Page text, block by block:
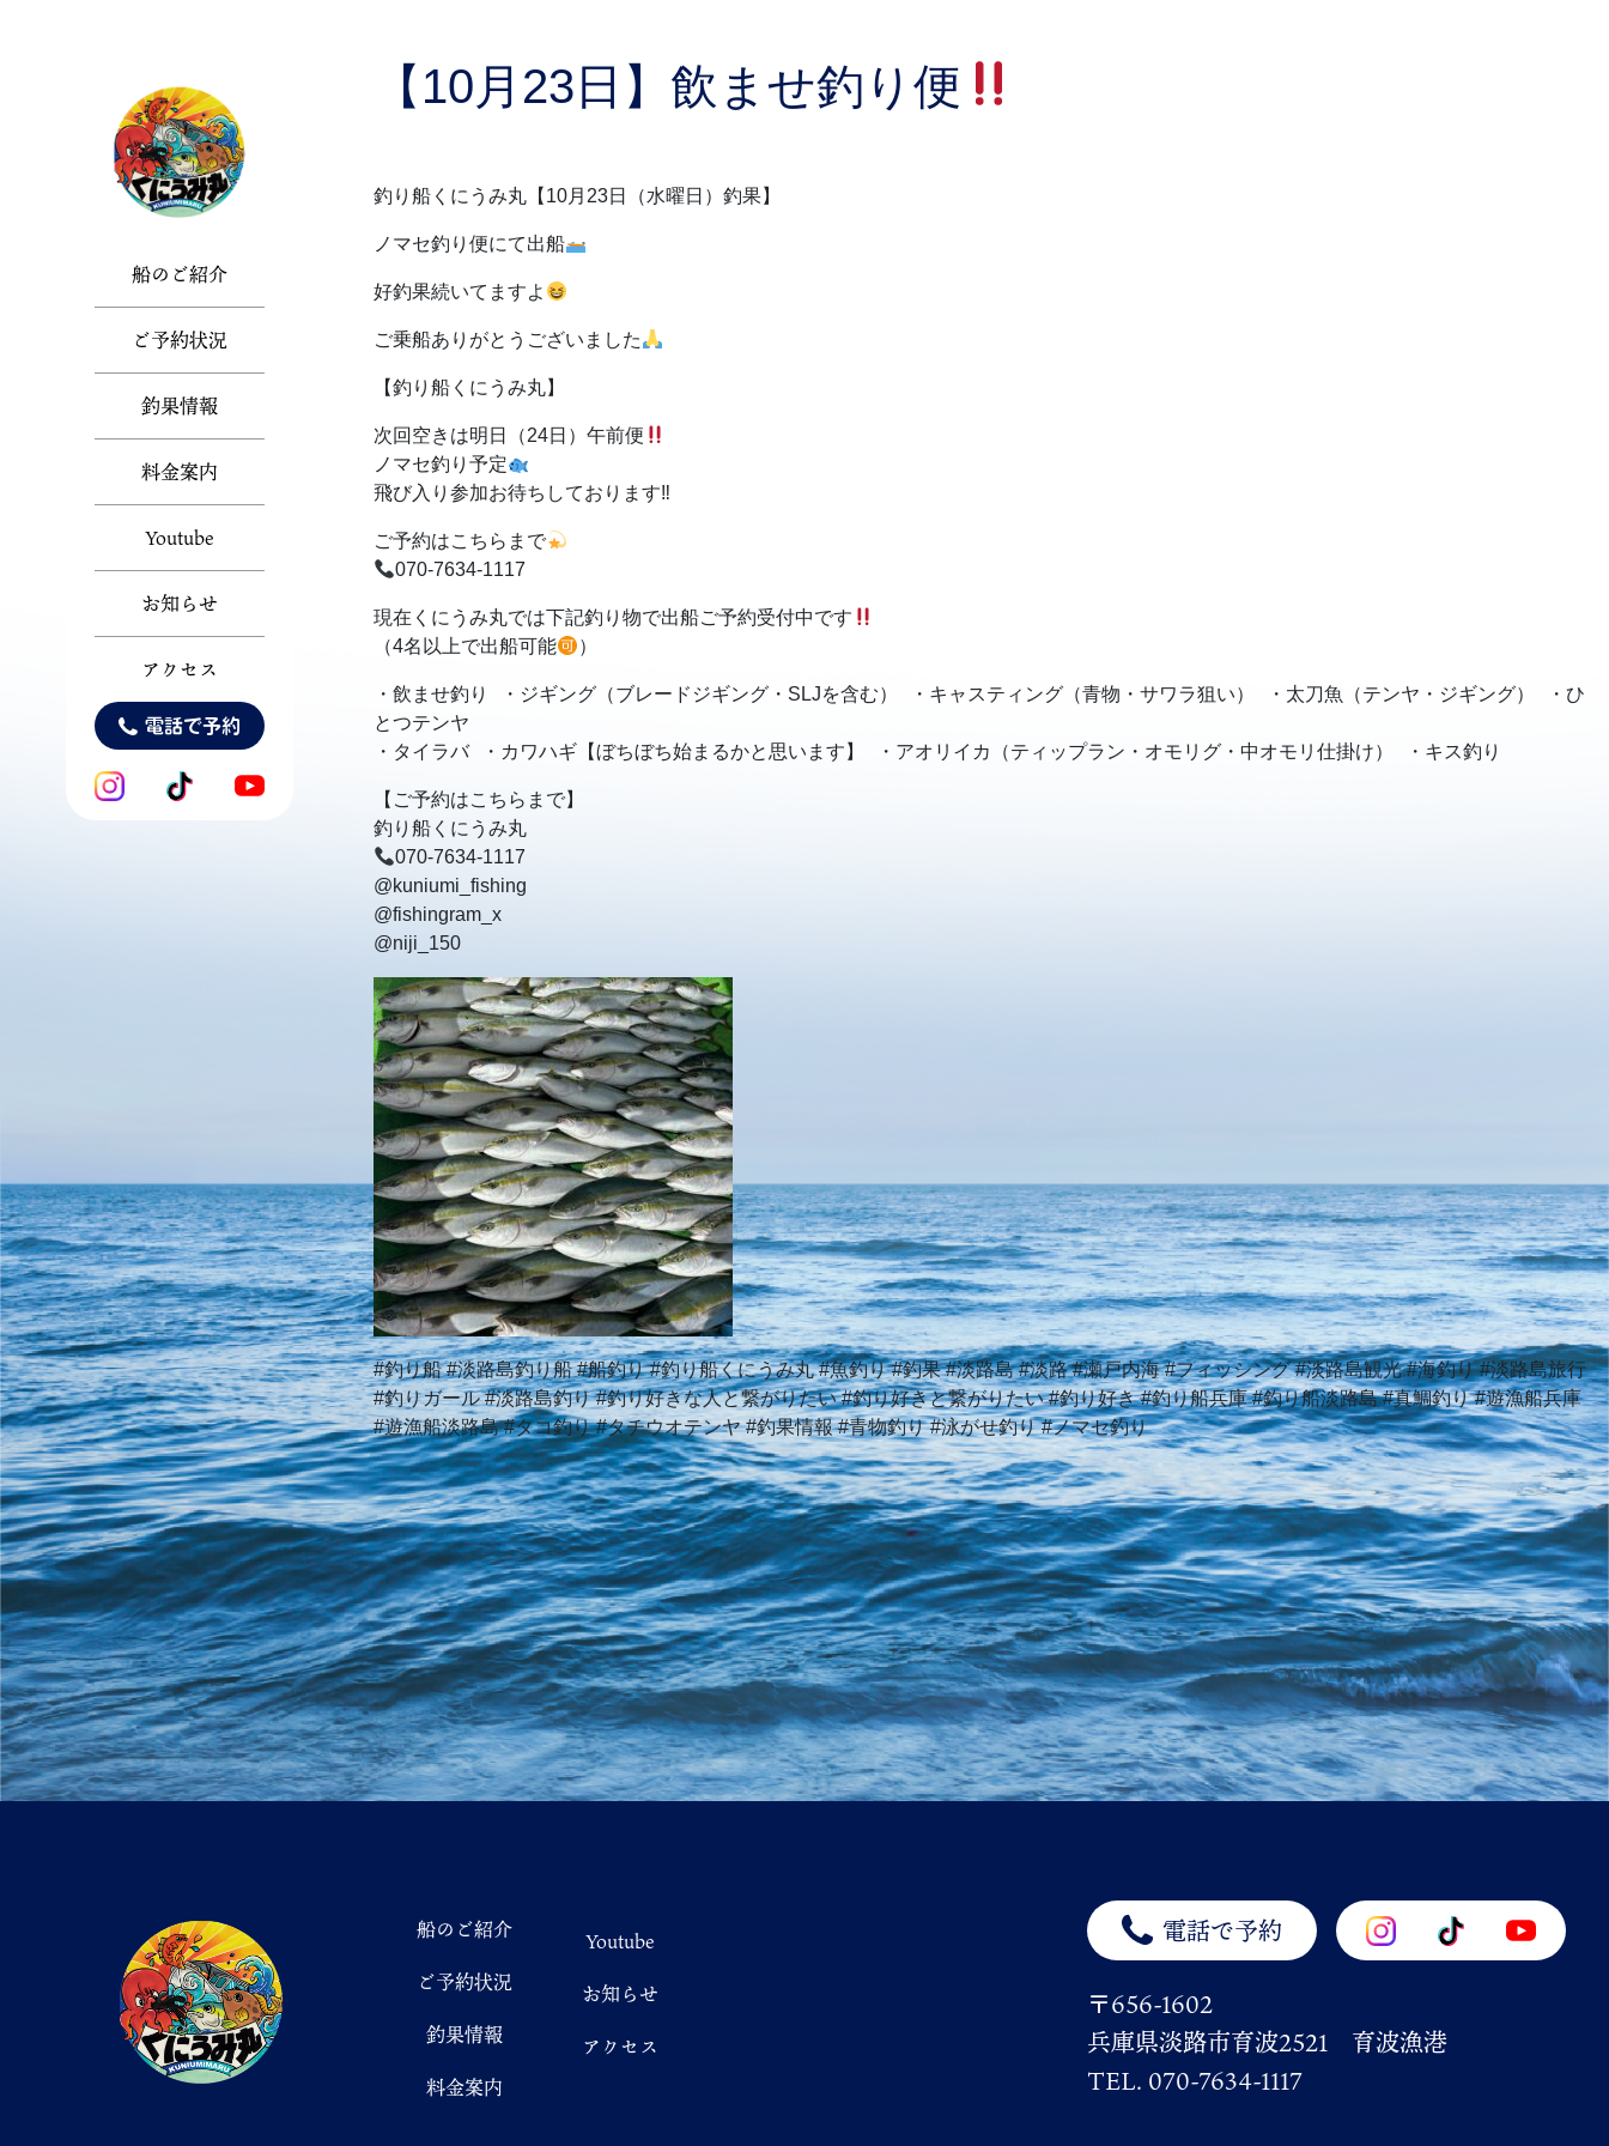
船のご紹介
ご予約状況
釣果情報
料金案内
Youtube
お知らせ
アクセス
電話で予約
【10月23日】飲ませ釣り便
釣り船くにうみ丸【10月23日（水曜日）釣果】
ノマセ釣り便にて出船
好釣果続いてますよ
ご乗船ありがとうございました
【釣り船くにうみ丸】
次回空きは明日（24日）午前便
ノマセ釣り予定
飛び入り参加お待ちしております‼︎
ご予約はこちらまで
070-7634-1117
現在くにうみ丸では下記釣り物で出船ご予約受付中です
（4名以上で出船可能
）
・飲ませ釣り ・ジギング（ブレードジギング・SLJを含む） ・キャスティング（青物・サワラ狙い） ・太刀魚（テンヤ・ジギング） ・ひ
とつテンヤ
・タイラバ ・カワハギ【ぼちぼち始まるかと思います】 ・アオリイカ（ティップラン・オモリグ・中オモリ仕掛け） ・キス釣り
【ご予約はこちらまで】
釣り船くにうみ丸
070-7634-1117
@kuniumi_fishing
@fishingram_x
@niji_150
#釣り船 #淡路島釣り船 #船釣り #釣り船くにうみ丸 #魚釣り #釣果 #淡路島 #淡路 #瀬戸内海 #フィッシング #淡路島観光 #海釣り #淡路島旅行
#釣りガール #淡路島釣り #釣り好きな人と繋がりたい #釣り好きと繋がりたい #釣り好き #釣り船兵庫 #釣り船淡路島 #真鯛釣り #遊漁船兵庫
#遊漁船淡路島 #タコ釣り #タチウオテンヤ #釣果情報 #青物釣り #泳がせ釣り #ノマセ釣り
船のご紹介
ご予約状況
釣果情報
料金案内
Youtube
お知らせ
アクセス
電話で予約
〒656-1602
兵庫県淡路市育波2521 育波漁港
TEL. 070-7634-1117